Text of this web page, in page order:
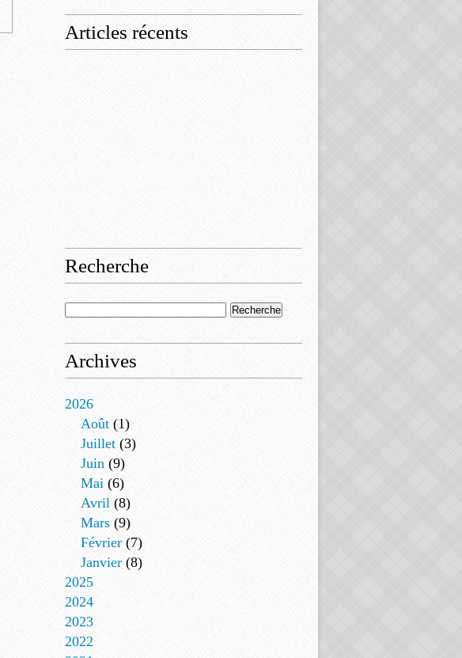
Articles récents
Recherche
Archives
2026
Août (1)
Juillet (3)
Juin (9)
Mai (6)
Avril (8)
Mars (9)
Février (7)
Janvier (8)
2025
2024
2023
2022